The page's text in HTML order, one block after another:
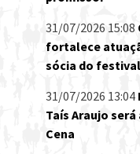
31/07/2026 15:08
fortalece
sócia do festival
31/07/2026 13:04
Taís Araujo será
Cena